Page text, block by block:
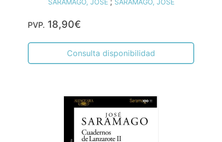
PVP. 18,90€
Consulta disponibilidad